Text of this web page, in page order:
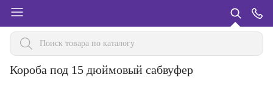
Короба под 15 дюймовый сабвуфер